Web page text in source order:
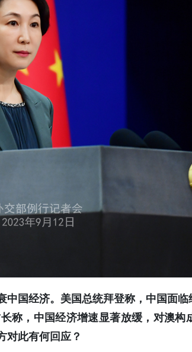
中国经济。美国总统拜登称，中国面
称，中国经济增速显著放缓，对澳构
对此有何回应？